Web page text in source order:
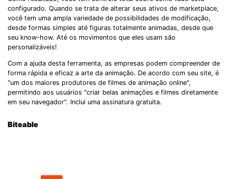
configurado. Quando se trata de alterar seus ativos de marketplace,
você tem uma ampla variedade de possibilidades de modificação,
desde formas simples até figuras totalmente animadas, desde que
seu know-how. Até os movimentos que eles usam são
personalizáveis!
Com a ajuda desta ferramenta, as empresas podem compreender de
forma rápida e eficaz a arte da animação. De acordo com seu site, é
"um dos maiores produtores de filmes de animação online",
permitindo aos usuários "criar belas animações e filmes diretamente
em seu navegador". Inclui uma assinatura gratuita.
Biteable